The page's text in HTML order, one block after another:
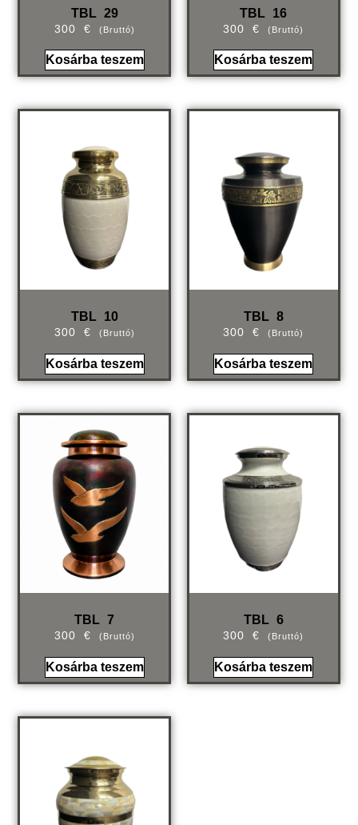
TBL 29
300 € (bruttó)
Kosárba teszem
TBL 16
300€ (bruttó)
Kosárba teszem
TBL 10
300 € (bruttó)
Kosárba teszem
TBL 8
300€ (bruttó)
Kosárba teszem
TBL 7
300 € (bruttó)
Kosárba teszem
TBL 6
300€ (bruttó)
Kosárba teszem